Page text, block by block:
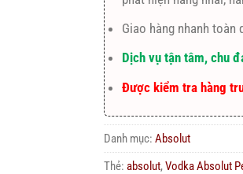
Giao hàng nhanh toàn
Dịch vụ tận tâm, chu
Được kiểm tra hàng
Danh mục: Absolut
Thẻ: absolut,Vodka Absolut